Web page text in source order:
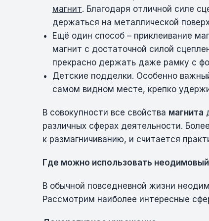
магнит. Благодаря отличной силе
держаться на металлической
Ещё один способ – приклеивание
магнит с достаточной силой
прекрасно держать даже рамку с
Детские подделки. Особенно
самом видном месте, крепко
В совокупности все свойства магнита
различных сферах деятельности.
к размагничиванию, и считается
Где можно использовать
В обычной повседневной жизни
Рассмотрим наиболее интересные